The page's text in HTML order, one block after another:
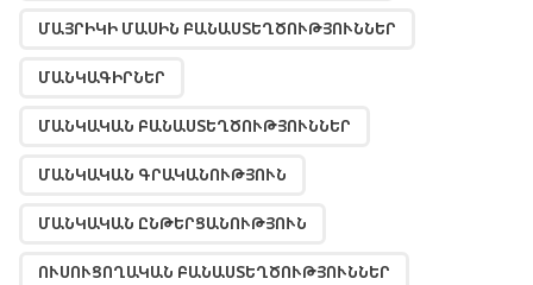
ՄԱՅՐԻԿԻ ՄԱՍԻՆ ԲԱՆԱՍՏԵՂԾՈՒԹՅՈՒՆՆԵՐ
ՄԱՆԿԱԳԻՐՆԵՐ
ՄԱՆԿԱԿԱՆ ԲԱՆԱՍՏԵՂԾՈՒԹՅՈՒՆՆԵՐ
ՄԱՆԿԱԿԱՆ ԳՐԱԿԱՆՈՒԹՅՈՒՆ
ՄԱՆԿԱԿԱՆ ԸՆԹԵՐՑԱՆՈՒԹՅՈՒՆ
ՈՒՍՈՒՑՈՂԱԿԱՆ ԲԱՆԱՍՏԵՂԾՈՒԹՅՈՒՆՆԵՐ